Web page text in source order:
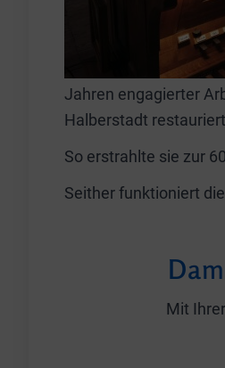
Jahren engagierter
Halberstadt
So erstrahlte sie zur
Seither funktioniert
Mit